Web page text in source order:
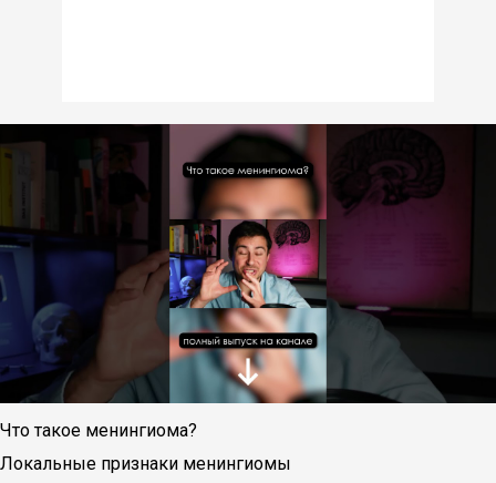
Что такое менингиома?
Локальные признаки менингиомы